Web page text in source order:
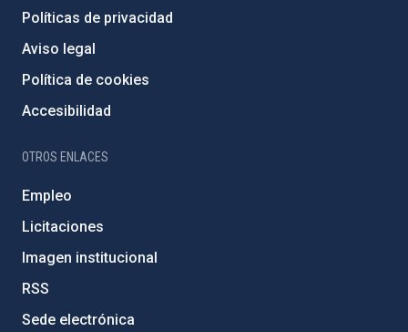
Políticas de privacidad
Aviso legal
Política de cookies
Accesibilidad
OTROS ENLACES
Empleo
Licitaciones
Imagen institucional
RSS
Sede electrónica